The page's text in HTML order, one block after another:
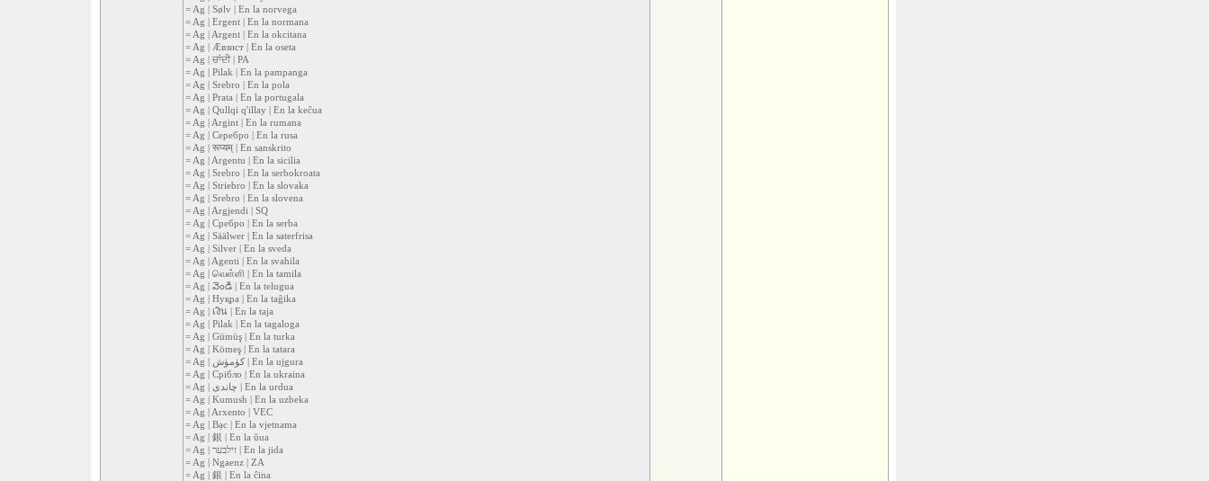
= Ag | Sølv | En la norvega
= Ag | Ergent | En la normana
= Ag | Argent | En la okcitana
= Ag | Æвзист | En la oseta
= Ag | ਚਾਂਦੀ | PA
= Ag | Pilak | En la pampanga
= Ag | Srebro | En la pola
= Ag | Prata | En la portugala
= Ag | Qullqi q'illay | En la keĉua
= Ag | Argint | En la rumana
= Ag | Серебро | En la rusa
= Ag | रूप्यम् | En sanskrito
= Ag | Argentu | En la sicilia
= Ag | Srebro | En la serbokroata
= Ag | Striebro | En la slovaka
= Ag | Srebro | En la slovena
= Ag | Argjendi | SQ
= Ag | Сребро | En la serba
= Ag | Säälwer | En la saterfrisa
= Ag | Silver | En la sveda
= Ag | Agenti | En la svahila
= Ag | வெள்ளி | En la tamila
= Ag | వెండి | En la telugua
= Ag | Нуқра | En la taĝika
= Ag | เงิน | En la taja
= Ag | Pilak | En la tagaloga
= Ag | Gümüş | En la turka
= Ag | Kömeş | En la tatara
= Ag | كۈمۈش | En la ujgura
= Ag | Срібло | En la ukraina
= Ag | چاندی | En la urdua
= Ag | Kumush | En la uzbeka
= Ag | Arxento | VEC
= Ag | Bạc | En la vjetnama
= Ag | 銀 | En la ŭua
= Ag | זילבער | En la jida
= Ag | Ngaenz | ZA
= Ag | 銀 | En la ĉina